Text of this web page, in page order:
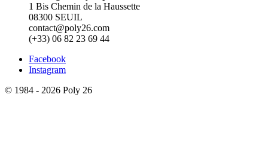
1 Bis Chemin de la Haussette
08300 SEUIL
contact@poly26.com
(+33) 06 82 23 69 44
Facebook
Instagram
© 1984 - 2026 Poly 26